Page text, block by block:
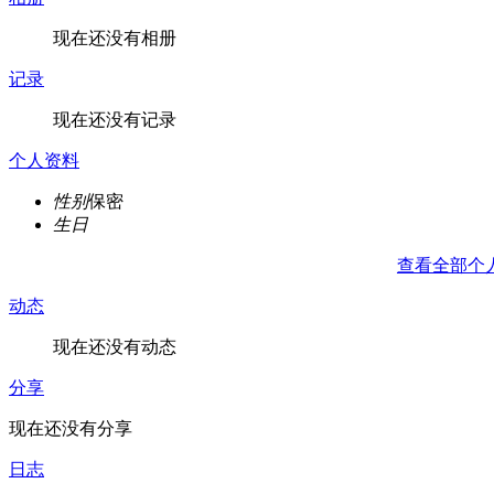
现在还没有相册
记录
现在还没有记录
个人资料
性别保密
生日
查看全部个
动态
现在还没有动态
分享
现在还没有分享
日志